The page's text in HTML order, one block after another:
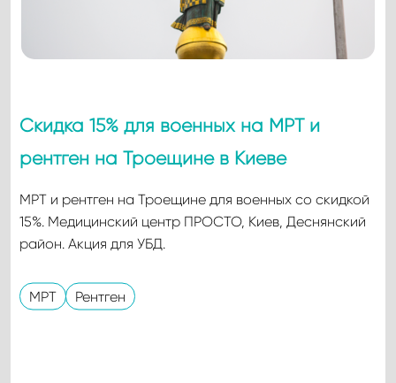
Скидка 15% для военных на МРТ и
рентген на Троещине в Киеве
МРТ и рентген на Троещине для военных со скидкой
15%. Медицинский центр ПРОСТО, Киев, Деснянский
район. Акция для УБД.
МРТ Рентген